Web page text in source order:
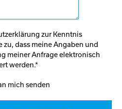
zur Kenntnis
zu, dass meine Angaben und
meiner Anfrage elektronisch
werden.*
mich senden